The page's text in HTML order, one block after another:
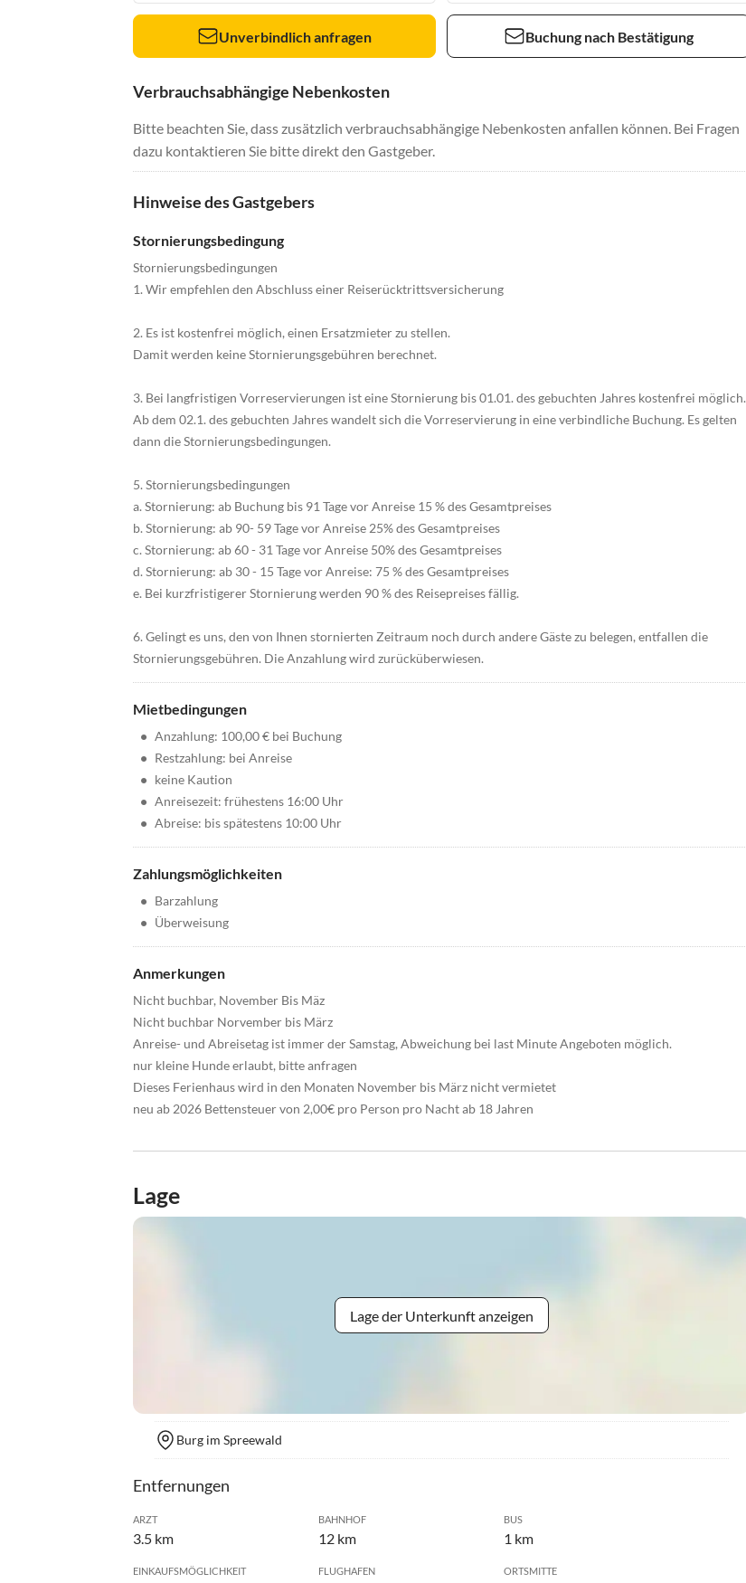
Unverbindlich anfragen Buchung nach Bestätigung
Verbrauchsabhängige Nebenkosten
Bitte beachten Sie, dass zusätzlich verbrauchsabhängige Nebenkosten anfallen können. Bei Fragen
dazu kontaktieren Sie bitte direkt den Gastgeber.
Hinweise des Gastgebers
Stornierungsbedingung
Stornierungsbedingungen
1. Wir empfehlen den Abschluss einer Reiserücktrittsversicherung
2. Es ist kostenfrei möglich, einen Ersatzmieter zu stellen.
Damit werden keine Stornierungsgebühren berechnet.
3. Bei langfristigen Vorreservierungen ist eine Stornierung bis 01.01. des gebuchten Jahres kostenfrei möglich.
Ab dem 02.1. des gebuchten Jahres wandelt sich die Vorreservierung in eine verbindliche Buchung. Es gelten
dann die Stornierungsbedingungen.
5. Stornierungsbedingungen
a. Stornierung: ab Buchung bis 91 Tage vor Anreise 15 % des Gesamtpreises
b. Stornierung: ab 90- 59 Tage vor Anreise 25% des Gesamtpreises
c. Stornierung: ab 60 - 31 Tage vor Anreise 50% des Gesamtpreises
d. Stornierung: ab 30 - 15 Tage vor Anreise: 75 % des Gesamtpreises
e. Bei kurzfristigerer Stornierung werden 90 % des Reisepreises fällig.
6. Gelingt es uns, den von Ihnen stornierten Zeitraum noch durch andere Gäste zu belegen, entfallen die
Stornierungsgebühren. Die Anzahlung wird zurücküberwiesen.
Mietbedingungen
• Anzahlung: 100,00 € bei Buchung
• Restzahlung: bei Anreise
• keine Kaution
• Anreisezeit: frühestens 16:00 Uhr
• Abreise: bis spätestens 10:00 Uhr
Zahlungsmöglichkeiten
• Barzahlung
• Überweisung
Anmerkungen
Nicht buchbar, November Bis Mäz
Nicht buchbar Norvember bis März
Anreise- und Abreisetag ist immer der Samstag, Abweichung bei last Minute Angeboten möglich.
nur kleine Hunde erlaubt, bitte anfragen
Dieses Ferienhaus wird in den Monaten November bis März nicht vermietet
neu ab 2026 Bettensteuer von 2,00€ pro Person pro Nacht ab 18 Jahren
Lage
Lage der Unterkunft anzeigen
Burg im Spreewald
Entfernungen
ARZT
3.5 km
BAHNHOF
12 km
BUS
1 km
EINKAUFSMÖGLICHKEIT FLUGHAFEN ORTSMITTE